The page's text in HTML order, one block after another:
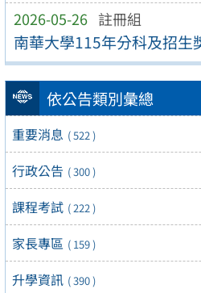
2026-05-26 註冊組
南華大學115年分科及招生
依公告類別彙總
重要消息 ( 522 )
行政公告 ( 300 )
課程考試 ( 222 )
家長專區 ( 159 )
升學資訊 ( 390 )